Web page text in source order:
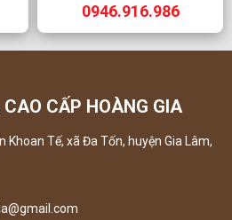
0946.916.986
CẤP HOÀNG GIA
Khoan Tế, xã Đa Tốn, huyện Gia Lâm,